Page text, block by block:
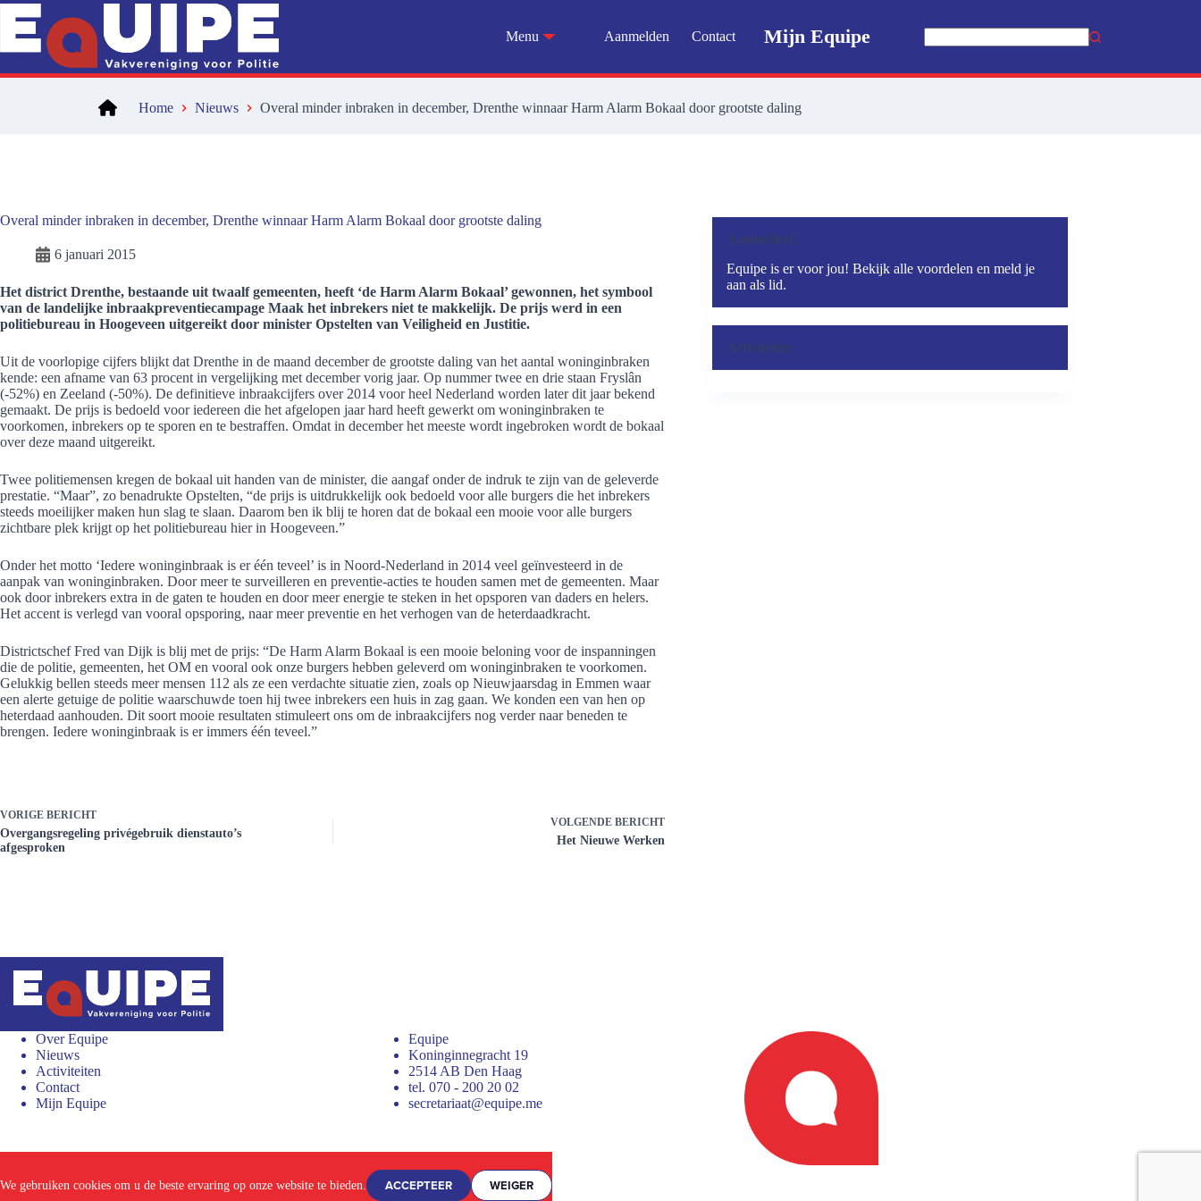
Ga
naar
inhoud
We gebruiken cookies om u de beste ervaring op onze website te bieden. ACCEPTEER WEIGER
Menu Aanmelden Contact Mijn Equipe
Home Nieuws Overal minder inbraken in december, Drenthe winnaar Harm Alarm Bokaal door grootste daling
Overal minder inbraken in december, Drenthe winnaar Harm Alarm Bokaal door grootste daling
6 januari 2015
Het district Drenthe, bestaande uit twaalf gemeenten, heeft ‘de Harm Alarm Bokaal’ gewonnen, het symbool
van de landelijke inbraakpreventiecampage Maak het inbrekers niet te makkelijk. De prijs werd in een
politiebureau in Hoogeveen uitgereikt door minister Opstelten van Veiligheid en Justitie.
Uit de voorlopige cijfers blijkt dat Drenthe in de maand december de grootste daling van het aantal woninginbraken
kende: een afname van 63 procent in vergelijking met december vorig jaar. Op nummer twee en drie staan Fryslân
(-52%) en Zeeland (-50%). De definitieve inbraakcijfers over 2014 voor heel Nederland worden later dit jaar bekend
gemaakt. De prijs is bedoeld voor iedereen die het afgelopen jaar hard heeft gewerkt om woninginbraken te
voorkomen, inbrekers op te sporen en te bestraffen. Omdat in december het meeste wordt ingebroken wordt de bokaal
over deze maand uitgereikt.
Twee politiemensen kregen de bokaal uit handen van de minister, die aangaf onder de indruk te zijn van de geleverde
prestatie. “Maar”, zo benadrukte Opstelten, “de prijs is uitdrukkelijk ook bedoeld voor alle burgers die het inbrekers
steeds moeilijker maken hun slag te slaan. Daarom ben ik blij te horen dat de bokaal een mooie voor alle burgers
zichtbare plek krijgt op het politiebureau hier in Hoogeveen.”
Onder het motto ‘Iedere woninginbraak is er één teveel’ is in Noord-Nederland in 2014 veel geïnvesteerd in de
aanpak van woninginbraken. Door meer te surveilleren en preventie-acties te houden samen met de gemeenten. Maar
ook door inbrekers extra in de gaten te houden en door meer energie te steken in het opsporen van daders en helers.
Het accent is verlegd van vooral opsporing, naar meer preventie en het verhogen van de heterdaadkracht.
Districtschef Fred van Dijk is blij met de prijs: “De Harm Alarm Bokaal is een mooie beloning voor de inspanningen
die de politie, gemeenten, het OM en vooral ook onze burgers hebben geleverd om woninginbraken te voorkomen.
Gelukkig bellen steeds meer mensen 112 als ze een verdachte situatie zien, zoals op Nieuwjaarsdag in Emmen waar
een alerte getuige de politie waarschuwde toen hij twee inbrekers een huis in zag gaan. We konden een van hen op
heterdaad aanhouden. Dit soort mooie resultaten stimuleert ons om de inbraakcijfers nog verder naar beneden te
brengen. Iedere woninginbraak is er immers één teveel.”
VORIGE BERICHT
Overgangsregeling privégebruik dienstauto’s
afgesproken
VOLGENDE BERICHT
Het Nieuwe Werken
Aanmelden?
Equipe is er voor jou! Bekijk alle voordelen en meld je
aan als lid.
Activiteiten
Over Equipe
Nieuws
Activiteiten
Contact
Mijn Equipe
Equipe
Koninginnegracht 19
2514 AB Den Haag
tel. 070 - 200 20 02
secretariaat@equipe.me
Proclaimer en privacyverklaring